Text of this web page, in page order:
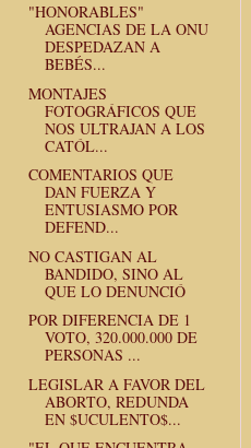
"HONORABLES"
AGENCIAS DE LA ONU
DESPEDAZAN A
BEBÉS...
MONTAJES
FOTOGRÁFICOS QUE
NOS ULTRAJAN A LOS
CATÓL...
COMENTARIOS QUE
DAN FUERZA Y
ENTUSIASMO POR
DEFEND...
NO CASTIGAN AL
BANDIDO, SINO AL
QUE LO DENUNCIÓ
POR DIFERENCIA DE 1
VOTO, 320.000.000 DE
PERSONAS ...
LEGISLAR A FAVOR DEL
ABORTO, REDUNDA
EN $UCULENTO$...